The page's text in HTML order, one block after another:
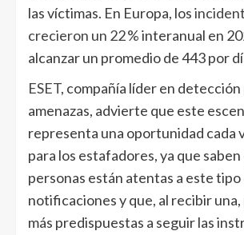
las víctimas. En Europa, los
crecieron un 22 %interanual en
alcanzar un promedio de 443 por
ESET, compañía líder en
amenazas, advierte que este
representa una oportunidad cada
para los estafadores, ya que
personas están atentas a este tipo
notificaciones y que, al recibir
más predispuestas a seguir las